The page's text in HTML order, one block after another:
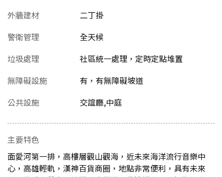
外牆建材
二丁掛
警衛管理
全天候
垃圾處理
社區統一處理，定時定點堆置
無障礙設施
有，有無障礙坡道
公共設施
交誼廳,中庭
主要特色
面愛河第一排，高樓層觀山觀海，近未來海洋流行音樂中
心，高雄輕軌，漢神百貨商圈，地點非常便利，具有未來